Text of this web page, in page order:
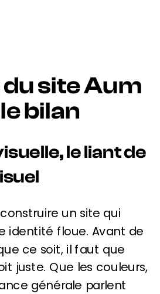
site Aum
bilan
le liant de
un site qui
identité floue. Avant de
ce soit, il faut que
juste. Que les couleurs,
générale parlent